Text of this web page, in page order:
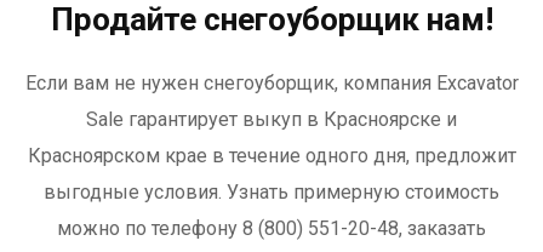
Продайте снегоуборщик нам!
Если вам не нужен снегоуборщик, компания Excavator
Sale гарантирует выкуп в Красноярске и
Красноярском крае в течение одного дня, предложит
выгодные условия. Узнать примерную стоимость
можно по телефону 8 (800) 551-20-48, заказать